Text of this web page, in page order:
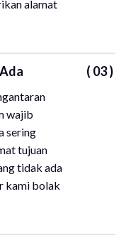
alamat
wajib
sering
tujuan
tidak ada
kami bolak
( 03 )